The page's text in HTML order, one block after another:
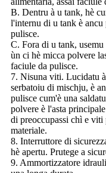
B. Dentru à u tank, hè
l'internu di u tank è ancu
pulisce.
C. Fora di u tank,
ùn ci hè micca polvere
faciule da pulisce.
7. Nisuna viti. Lucidatu
serbatoiu di mischju, è
pulisce cum'è una
polvere è l'asta
di preoccupassi chì e viti
materiale.
8. Interruttore di
hè apertu. Prutege a
9. Ammortizzatore